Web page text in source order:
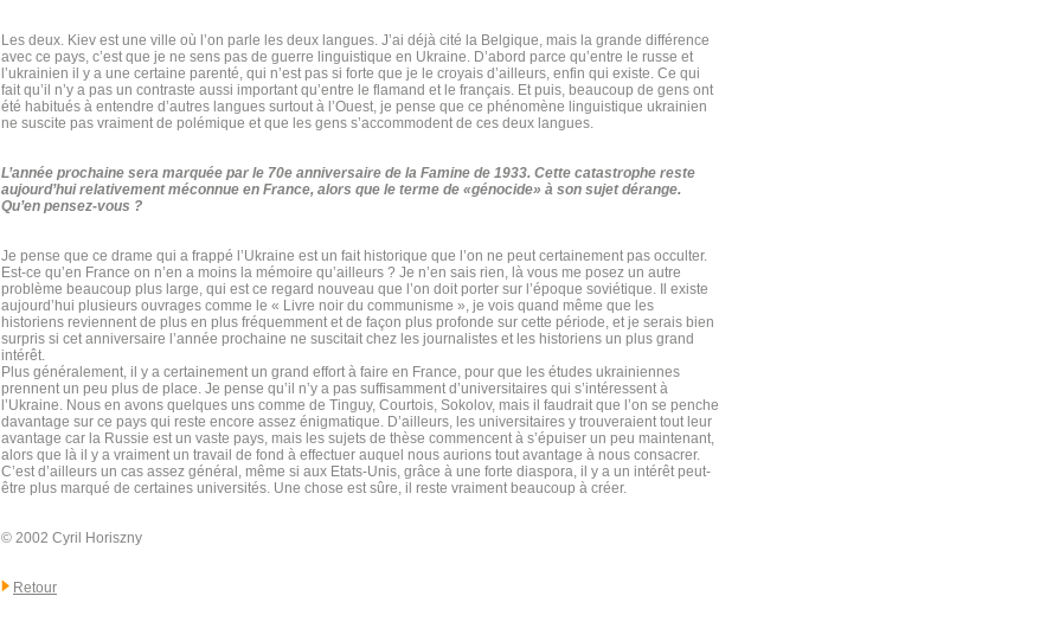
Les deux. Kiev est une ville où l’on parle les deux langues. J’ai déjà cité la Belgique, mais la grande différence
avec ce pays, c’est que je ne sens pas de guerre linguistique en Ukraine. D’abord parce qu’entre le russe et
l’ukrainien il y a une certaine parenté, qui n’est pas si forte que je le croyais d’ailleurs, enfin qui existe. Ce qui
fait qu’il n’y a pas un contraste aussi important qu’entre le flamand et le français. Et puis, beaucoup de gens ont
été habitués à entendre d’autres langues surtout à l’Ouest, je pense que ce phénomène linguistique ukrainien
ne suscite pas vraiment de polémique et que les gens s’accommodent de ces deux langues.
L’année prochaine sera marquée par le 70e anniversaire de la Famine de 1933. Cette catastrophe reste
aujourd’hui relativement méconnue en France, alors que le terme de «génocide» à son sujet dérange.
Qu’en pensez-vous ?
Je pense que ce drame qui a frappé l’Ukraine est un fait historique que l’on ne peut certainement pas occulter.
Est-ce qu’en France on n’en a moins la mémoire qu’ailleurs ? Je n’en sais rien, là vous me posez un autre
problème beaucoup plus large, qui est ce regard nouveau que l’on doit porter sur l’époque soviétique. Il existe
aujourd’hui plusieurs ouvrages comme le « Livre noir du communisme », je vois quand même que les
historiens reviennent de plus en plus fréquemment et de façon plus profonde sur cette période, et je serais bien
surpris si cet anniversaire l’année prochaine ne suscitait chez les journalistes et les historiens un plus grand
intérêt.
Plus généralement, il y a certainement un grand effort à faire en France, pour que les études ukrainiennes
prennent un peu plus de place. Je pense qu’il n’y a pas suffisamment d’universitaires qui s’intéressent à
l’Ukraine. Nous en avons quelques uns comme de Tinguy, Courtois, Sokolov, mais il faudrait que l’on se penche
davantage sur ce pays qui reste encore assez énigmatique. D’ailleurs, les universitaires y trouveraient tout leur
avantage car la Russie est un vaste pays, mais les sujets de thèse commencent à s’épuiser un peu maintenant,
alors que là il y a vraiment un travail de fond à effectuer auquel nous aurions tout avantage à nous consacrer.
C’est d’ailleurs un cas assez général, même si aux Etats-Unis, grâce à une forte diaspora, il y a un intérêt peut-
être plus marqué de certaines universités. Une chose est sûre, il reste vraiment beaucoup à créer.
© 2002 Cyril Horiszny
Retour